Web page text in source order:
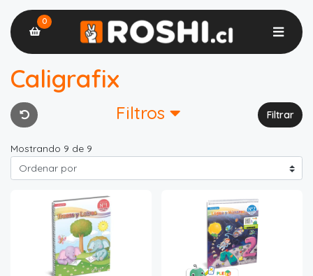
0
Caligrafix
Filtros Filtrar
Mostrando 9 de 9